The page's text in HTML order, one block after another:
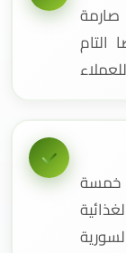
صارمة
التام
خمسة